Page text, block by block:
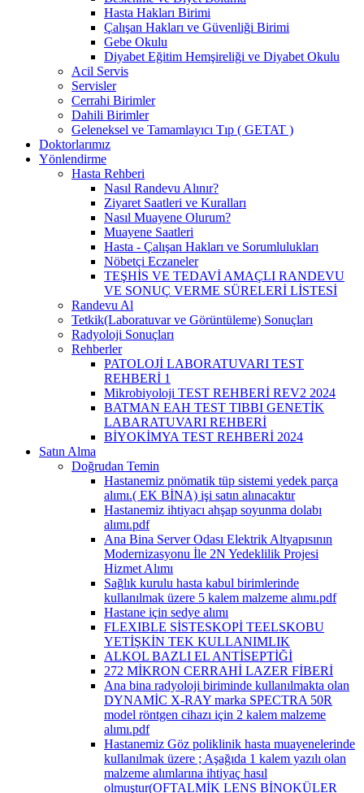
Hasta Hakları Birimi
Çalışan Hakları ve Güvenliği Birimi
Gebe Okulu
Diyabet Eğitim Hemşireliği ve Diyabet Okulu
Acil Servis
Servisler
Cerrahi Birimler
Dahili Birimler
Geleneksel ve Tamamlayıcı Tıp ( GETAT )
Doktorlarımız
Yönlendirme
Hasta Rehberi
Nasıl Randevu Alınır?
Ziyaret Saatleri ve Kuralları
Nasıl Muayene Olurum?
Muayene Saatleri
Hasta - Çalışan Hakları ve Sorumlulukları
Nöbetçi Eczaneler
TEŞHİS VE TEDAVİ AMAÇLI RANDEVU
VE SONUÇ VERME SÜRELERİ LİSTESİ
Randevu Al
Tetkik(Laboratuvar ve Görüntüleme) Sonuçları
Radyoloji Sonuçları
Rehberler
PATOLOJİ LABORATUVARI TEST
REHBERİ 1
Mikrobiyoloji TEST REHBERİ REV2 2024
BATMAN EAH TEST TIBBI GENETİK
LABARATUVARI REHBERİ
BİYOKİMYA TEST REHBERİ 2024
Satın Alma
Doğrudan Temin
Hastanemiz pnömatik tüp sistemi yedek parça
alımı.( EK BİNA) işi satın alınacaktır
Hastanemiz ihtiyacı ahşap soyunma dolabı
alımı.pdf
Ana Bina Server Odası Elektrik Altyapısının
Modernizasyonu İle 2N Yedeklilik Projesi
Hizmet Alımı
Sağlık kurulu hasta kabul birimlerinde
kullanılmak üzere 5 kalem malzeme alımı.pdf
Hastane için sedye alımı
FLEXIBLE SİSTESKOPİ TEELSKOBU
YETİŞKİN TEK KULLANIMLIK
ALKOL BAZLI EL ANTİSEPTİĞİ
272 MİKRON CERRAHİ LAZER FİBERİ
Ana bina radyoloji biriminde kullanılmakta olan
DYNAMİC X-RAY marka SPECTRA 50R
model röntgen cihazı için 2 kalem malzeme
alımı.pdf
Hastanemiz Göz poliklinik hasta muayenelerinde
kullanılmak üzere ; Aşağıda 1 kalem yazılı olan
malzeme alımlarına ihtiyaç hasıl
olmuştur(OFTALMİK LENS BİNOKÜLER